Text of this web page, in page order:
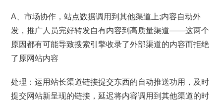
A、市场协作，站点数据调用到其他渠道上;内容自动外
发，推广人员完好转发自有内容到高质量渠道——这两个
原因都有可能导致搜索引擎收录了外部渠道的内容而拒绝
了原网站内容
处理：运用站长渠道链接提交东西的自动推送功用，及时
提交网站新呈现的链接，延迟将内容调用到其他渠道的时